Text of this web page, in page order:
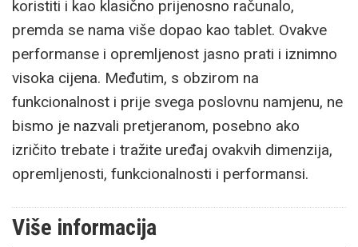
koristiti i kao klasično prijenosno računalo,
premda se nama više dopao kao tablet. Ovakve
performanse i opremljenost jasno prati i iznimno
visoka cijena. Međutim, s obzirom na
funkcionalnost i prije svega poslovnu namjenu, ne
bismo je nazvali pretjeranom, posebno ako
izričito trebate i tražite uređaj ovakvih dimenzija,
opremljenosti, funkcionalnosti i performansi.
Više informacija